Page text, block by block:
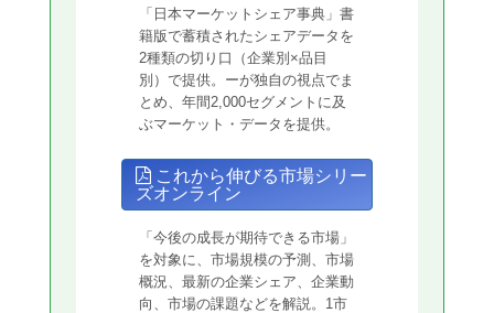
「日本マーケットシェア事典」書
籍版で蓄積されたシェアデータを
2種類の切り口（企業別×品目
別）で提供。ーが独自の視点でま
とめ、年間2,000セグメントに及
ぶマーケット・データを提供。
これから伸びる市場シリー
ズオンライン
「今後の成長が期待できる市場」
を対象に、市場規模の予測、市場
概況、最新の企業シェア、企業動
向、市場の課題などを解説。1市